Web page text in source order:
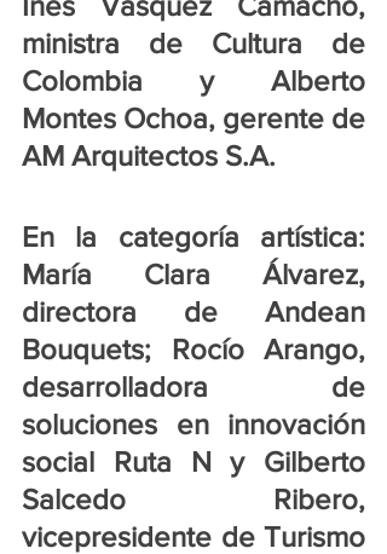
ministra de Cultura de
Colombia y Alberto
Montes Ochoa, gerente de
AM Arquitectos S.A.
En la categoría artística:
María Clara Álvarez,
directora de Andean
Bouquets; Rocío Arango,
desarrolladora de
soluciones en innovación
social Ruta N y Gilberto
Salcedo Ribero,
vicepresidente de Turismo